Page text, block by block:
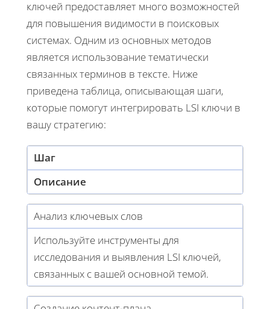
ключей предоставляет много возможностей
для повышения видимости в поисковых
системах. Одним из основных методов
является использование тематически
связанных терминов в тексте. Ниже
приведена таблица, описывающая шаги,
которые помогут интегрировать LSI ключи в
вашу стратегию:
Шаг
Описание
Анализ ключевых слов
Используйте инструменты для
исследования и выявления LSI ключей,
связанных с вашей основной темой.